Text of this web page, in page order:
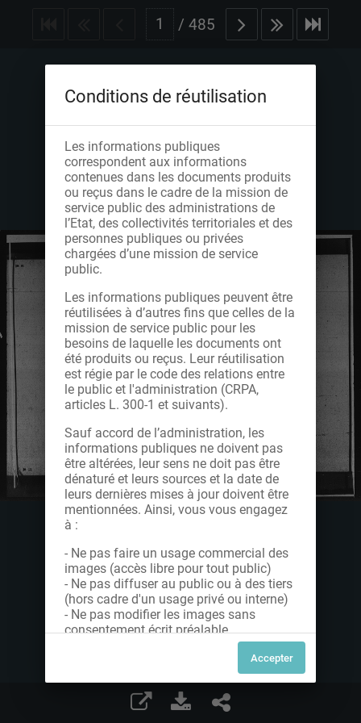
/ 485
Conditions de réutilisation
Les informations publiques
correspondent aux informations
contenues dans les documents produits
ou reçus dans le cadre de la mission de
service public des administrations de
l’Etat, des collectivités territoriales et des
personnes publiques ou privées
chargées d’une mission de service
public.
Les informations publiques peuvent être
réutilisées à d’autres fins que celles de la
mission de service public pour les
besoins de laquelle les documents ont
été produits ou reçus. Leur réutilisation
est régie par le code des relations entre
le public et l'administration (CRPA,
articles L. 300-1 et suivants).
Sauf accord de l’administration, les
informations publiques ne doivent pas
être altérées, leur sens ne doit pas être
dénaturé et leurs sources et la date de
leurs dernières mises à jour doivent être
mentionnées. Ainsi, vous vous engagez
à :
- Ne pas faire un usage commercial des
images (accès libre pour tout public)
- Ne pas diffuser au public ou à des tiers
(hors cadre d'un usage privé ou interne)
- Ne pas modifier les images sans
consentement écrit préalable
Dans le cas contraire, nous vous invitons
à nous contacter afin de solliciter le type
de Licence souhaitée parmi celles
proposées et le cas échéant, acquitter